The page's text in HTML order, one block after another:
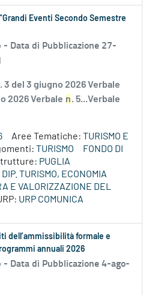
Eventi Secondo Semestre
- Data di Pubblicazione 27-
. 3 del 3 giugno 2026 Verbale
2026 Verbale n. 5...Verbale
Aree Tematiche: TURISMO E
TURISMO
FONDO DI
PUGLIA
DIP. TURISMO, ECONOMIA
E VALORIZZAZIONE DEL
URP COMUNICA
dell’ammissibilità formale e
annuali 2026
- Data di Pubblicazione 4-ago-